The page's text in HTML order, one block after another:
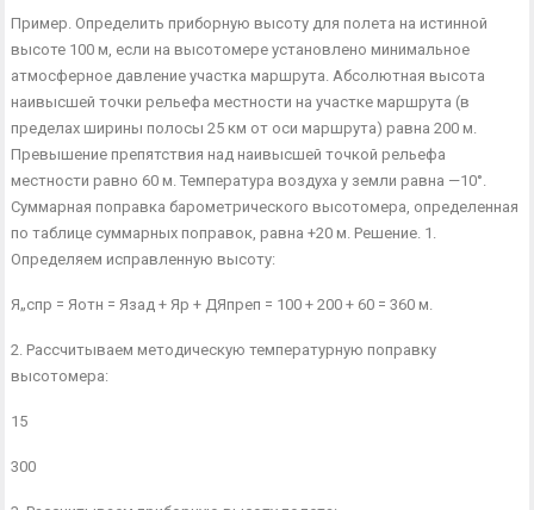
Пример. Определить приборную высоту для полета на истинной
высоте 100 м, если на высотомере установлено минимальное
атмосферное давление участка маршрута. Абсолютная высота
наивысшей точки рельефа местности на участке маршрута (в
пределах ширины полосы 25 км от оси маршрута) равна 200 м.
Превышение препятствия над наивысшей точкой рельефа
местности равно 60 м. Температура воздуха у земли равна —10°.
Суммарная поправка барометриче­ского высотомера, определенная
по таблице суммарных поправок, равна +20 м. Решение. 1.
Определяем исправленную высоту:
Я„спр = Яотн = Язад + Яр + ДЯпреп = 100 + 200 + 60 = 360 м.
2. Рассчитываем методическую температурную поправку
высотомера:
15
300